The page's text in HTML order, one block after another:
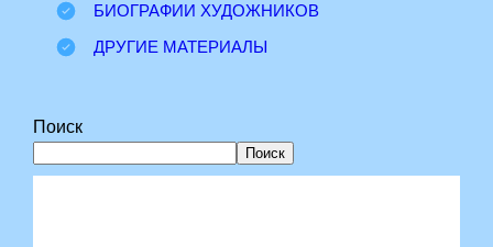
БИОГРАФИИ ХУДОЖНИКОВ
ДРУГИЕ МАТЕРИАЛЫ
Поиск
Поиск